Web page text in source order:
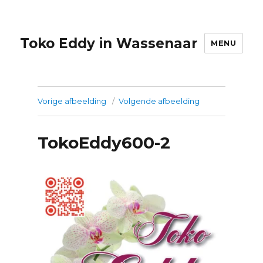
Toko Eddy in Wassenaar MENU
Vorige afbeelding Volgende afbeelding
TokoEddy600-2